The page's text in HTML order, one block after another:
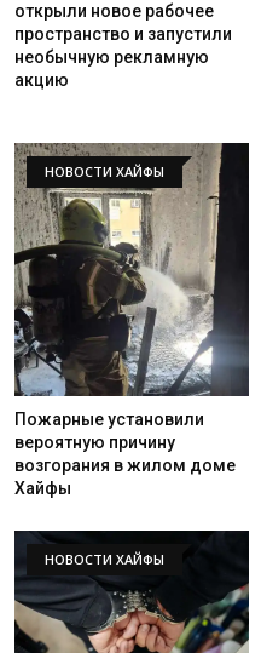
открыли новое рабочее
пространство и запустили
необычную рекламную
акцию
НОВОСТИ ХАЙФЫ
Пожарные установили
вероятную причину
возгорания в жилом доме
Хайфы
НОВОСТИ ХАЙФЫ